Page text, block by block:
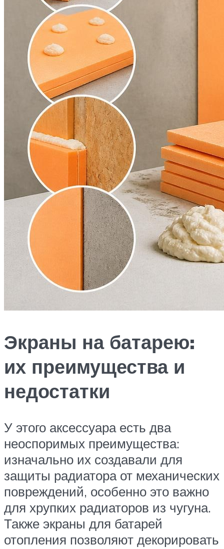
Экраны на батарею:
их преимущества и
недостатки
У этого аксессуара есть два
неоспоримых преимущества:
изначально их создавали для
защиты радиатора от механических
повреждений, особенно это важно
для хрупких радиаторов из чугуна.
Также экраны для батарей
отопления позволяют декорировать